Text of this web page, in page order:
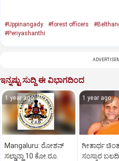
#Uppinangady #forest officers
#Periyashanthi
ಇನ್ನಷ್ಟು ಸುದ್ದಿ ಈ ವಿಭಾಗದಿಂದ
1 year ago
Mangaluru: ರೋಶನ್‌
ಸಲ್ಡಾನ್ಹಾ 10 ಕೋ.ರೂ.
1 year ago
ಗೀತಾರ್ಥ
ಸಂಸ್ಕಾರ